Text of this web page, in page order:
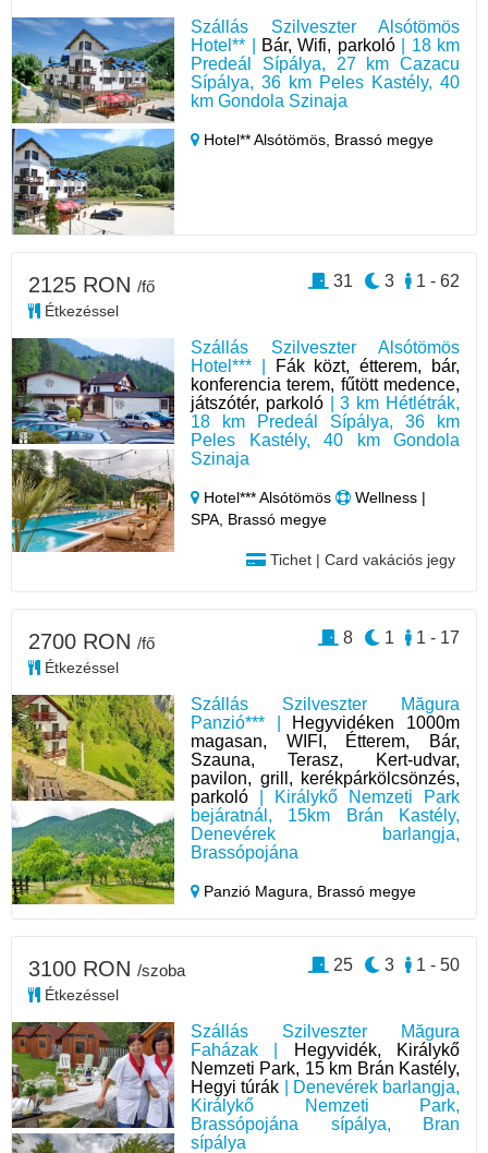
Szállás Szilveszter Alsótömös
Hotel** |
Bár, Wifi, parkoló| 18 km
Predeál Sípálya, 27 km Cazacu
Sípálya, 36 km Peles Kastély, 40
km Gondola Szinaja
Hotel** Alsótömös, Brassó megye
Szállás Szilveszter Alsótömös
Hotel*** |
Fák közt, étterem, bár,
konferencia terem, fűtött medence,
játszótér, parkoló| 3 km Hétlétrák,
18 km Predeál Sípálya, 36 km
Peles Kastély, 40 km Gondola
Szinaja
Hotel*** Alsótömös
Wellness |
SPA, Brassó megye
Tichet | Card vakációs jegy
2125 RON /fő
Étkezéssel
1 - 62
3
31
Szállás Szilveszter Măgura
Panzió*** | Hegyvidéken 1000m
magasan, WIFI, Étterem, Bár,
Szauna, Terasz, Kert-udvar,
pavilon, grill, kerékpárkölcsönzés,
parkoló | Királykő Nemzeti Park
bejáratnál, 15km Brán Kastély,
Denevérek barlangja,
Brassópojána
Panzió Magura, Brassó megye
2700 RON /fő
Étkezéssel
1 - 17
1
8
Szállás Szilveszter Măgura
Faházak |
Hegyvidék, Királykő
Nemzeti Park, 15 km Brán Kastély,
Hegyi túrák | Denevérek barlangja,
Királykő Nemzeti Park,
Brassópojána sípálya, Bran
sípálya
3100 RON /szoba
Étkezéssel
1 - 50
3
25